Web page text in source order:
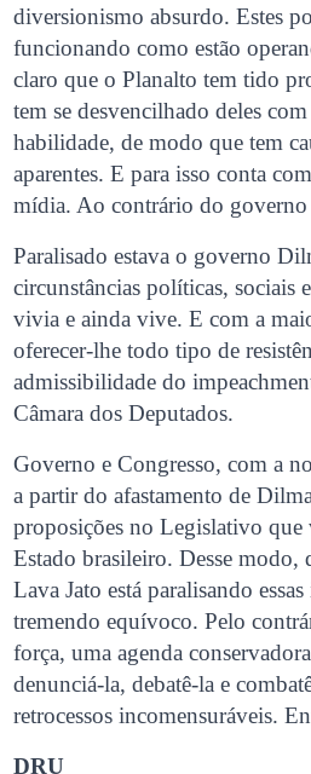
diversionismo absurdo. Estes
funcionando como estão
claro que o Planalto tem tido
tem se desvencilhado deles
habilidade, de modo que tem
aparentes. E para isso conta
mídia. Ao contrário do governo
Paralisado estava o governo
circunstâncias políticas, sociais
vivia e ainda vive. E com a
oferecer-lhe todo tipo de
admissibilidade do
Câmara dos Deputados.
Governo e Congresso, com a
a partir do afastamento de
proposições no Legislativo que
Estado brasileiro. Desse modo,
Lava Jato está paralisando
tremendo equívoco. Pelo
força, uma agenda
denunciá-la, debatê-la e
retrocessos incomensuráveis.
DRU